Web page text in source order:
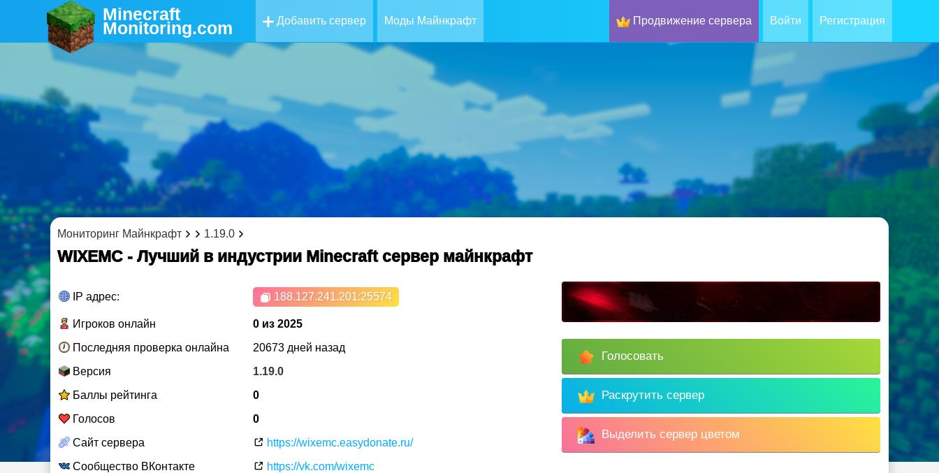
Minecraft
Monitoring.com Добавить сервер Моды Майнкрафт Продвижение сервера Войти Регистрация
Мониторинг Майнкрафт 1.19.0
WIXEMC - Лучший в индустрии Minecraft cервер майнкрафт
IP адрес: 188.127.241.201:25574
Игроков онлайн
0 из 2025
Последняя проверка онлайна
20673 дней назад
Версия
1.19.0
Баллы рейтинга
0
Голосов
0
Сайт сервера
https://wixemc.easydonate.ru/
Сообщество ВКонтакте
https://vk.com/wixemc
Голосовать
Раскрутить сервер
Выделить сервер цветом